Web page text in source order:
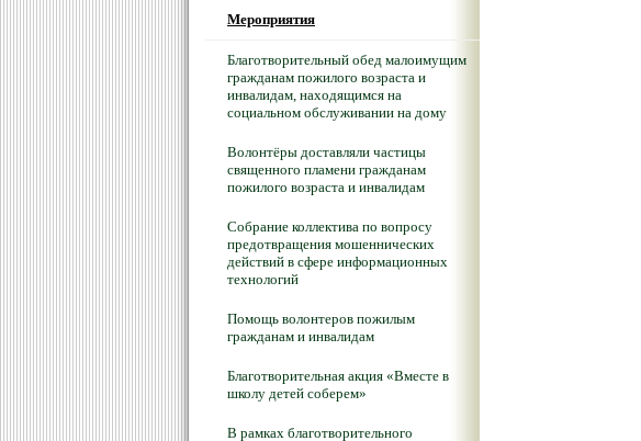
Мероприятия
Благотворительный обед малоимущим
гражданам пожилого возраста и
инвалидам, находящимся на
социальном обслуживании на дому
Волонтёры доставляли частицы
священного пламени гражданам
пожилого возраста и инвалидам
Собрание коллектива по вопросу
предотвращения мошеннических
действий в сфере информационных
технологий
Помощь волонтеров пожилым
гражданам и инвалидам
Благотворительная акция «Вместе в
школу детей соберем»
В рамках благотворительного